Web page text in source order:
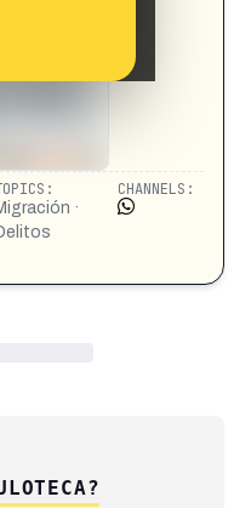
"Intentaron
·
CHANNELS: